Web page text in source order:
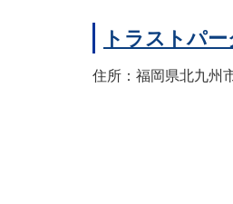
トラストパ
住所：福岡県北九州